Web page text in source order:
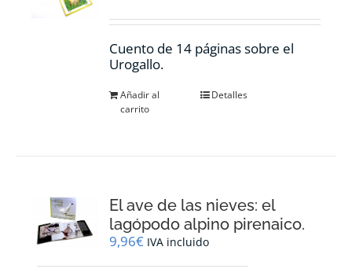
Cuento de 14 páginas sobre el
Urogallo.
Añadir al
carrito
Detalles
El ave de las nieves: el
lagópodo alpino pirenaico.
9,96€ IVA incluido